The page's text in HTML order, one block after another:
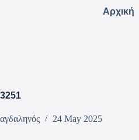
Αρχική
24 May 2025